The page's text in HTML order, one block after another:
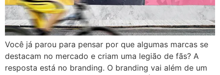
Você já parou para pensar por que algumas marcas se
destacam no mercado e criam uma legião de fãs? A
resposta está no branding. O branding vai além de um